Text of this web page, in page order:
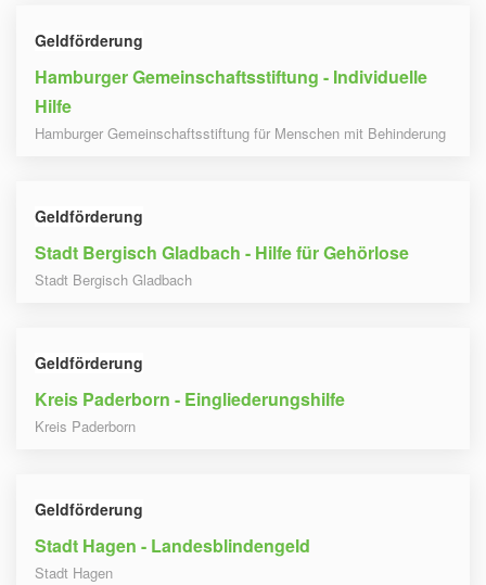
Geldförderung
Hamburger Gemeinschaftsstiftung - Individuelle
Hilfe
Hamburger Gemeinschaftsstiftung für Menschen mit Behinderung
Geldförderung
Stadt Bergisch Gladbach - Hilfe für Gehörlose
Stadt Bergisch Gladbach
Geldförderung
Kreis Paderborn - Eingliederungshilfe
Kreis Paderborn
Geldförderung
Stadt Hagen - Landesblindengeld
Stadt Hagen